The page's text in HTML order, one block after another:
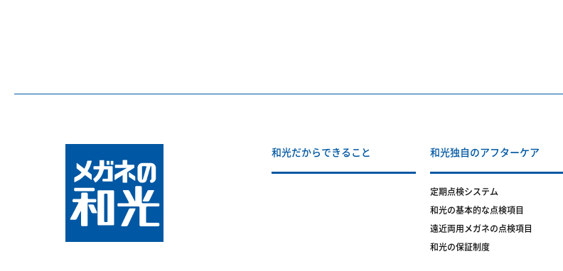
和光だからできること 和光独自のアフターケア
定期点検システム
和光の基本的な点検項目
遠近両用メガネの点検項目
和光の保証制度